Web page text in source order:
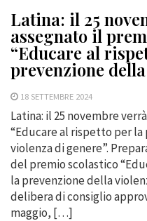
Latina: il 25
assegnato il
“Educare al
prevenzione
18 SETTEMBRE 2024
Latina: il 25 novembre
“Educare al rispetto per
violenza di genere”.
del premio scolastico
la prevenzione della
delibera di consiglio
maggio, […]